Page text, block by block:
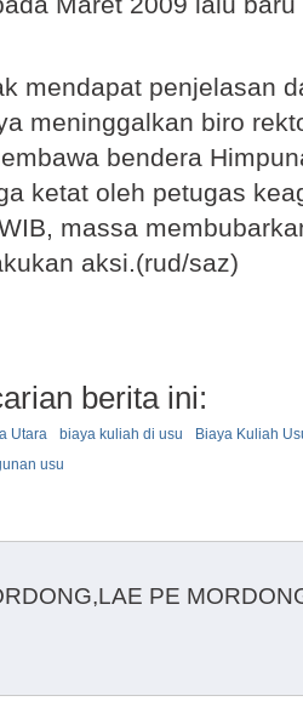
mendapat penjelasan
meninggalkan biro
bendera
ketat oleh petugas
massa
aksi.(rud/saz)
berita ini:
Utara biaya kuliah di usu
Biaya Kuliah
usu
PE